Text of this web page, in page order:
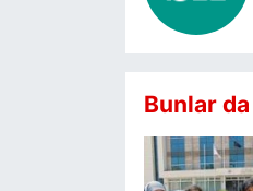
Bunlar